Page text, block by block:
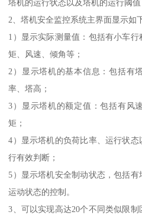
塔机的运行状态以及塔机的运行阈值
2、塔机安全监控系统主界面显示如
1）显示实际测量值：包括有小车
矩、风速、倾角等；
2）显示塔机的基本信息：包括有
率、塔高；
3）显示塔机的额定值：包括有风
矩；
4）显示塔机的负荷比率、运行状
行有效判断；
5）显示塔机安全制动状态，包括
运动状态的控制。
3、可以实现高达20个不同类似限